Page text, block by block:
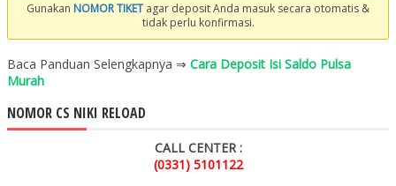
Gunakan NOMOR TIKET agar deposit Anda masuk secara otomatis &
tidak perlu konfirmasi.
Baca Panduan Selengkapnya ⇒ Cara Deposit Isi Saldo Pulsa
Murah
NOMOR CS NIKI RELOAD
CALL CENTER :
(0331) 5101122